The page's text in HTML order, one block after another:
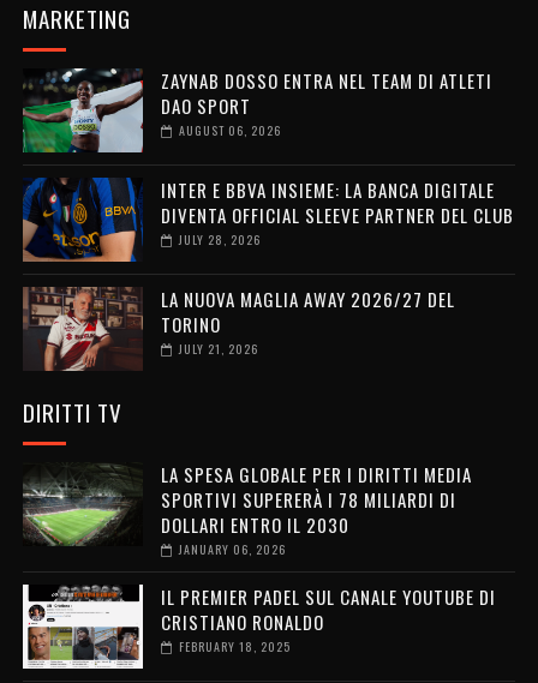
MARKETING
ZAYNAB DOSSO ENTRA NEL TEAM DI ATLETI
DAO SPORT
AUGUST 06, 2026
INTER E BBVA INSIEME: LA BANCA DIGITALE
DIVENTA OFFICIAL SLEEVE PARTNER DEL CLUB
JULY 28, 2026
LA NUOVA MAGLIA AWAY 2026/27 DEL
TORINO
JULY 21, 2026
DIRITTI TV
LA SPESA GLOBALE PER I DIRITTI MEDIA
SPORTIVI SUPERERÀ I 78 MILIARDI DI
DOLLARI ENTRO IL 2030
JANUARY 06, 2026
IL PREMIER PADEL SUL CANALE YOUTUBE DI
CRISTIANO RONALDO
FEBRUARY 18, 2025